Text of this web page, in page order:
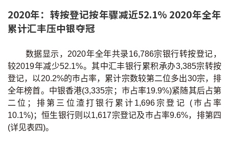
公司动态
统计数据库
按揭快趣智识
按揭智库
2020年：转按登记按年骤减近52.1% 2020年全年
累计汇丰压中银夺冠
数据显示，2020年全年共录16,786宗银行转按登记，
较2019年减少52.1%。其中汇丰银行累积承办3,385宗转按
登记，以20.2%的巿占率，累计宗数较第二位多出30宗，排
全年榜首。中银香港(3,335宗；巿占率19.9%)紧随其后占第
二位；排第三位渣打银行累计1,696宗登记 (巿占率
10.1%)；恒生银行则以1,617宗登记及巿占率9.6%，排第四
(详见表四)。